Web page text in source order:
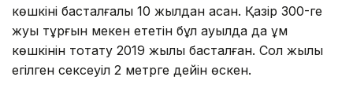
көшкіні басталғалы 10 жылдан асқан. Қазір 300-ге
жуық тұрғын мекен ететін бұл ауылда да құм
көшкінін тоқтату 2019 жылы басталған. Сол жылы
егілген сексеуіл 2 метрге дейін өскен.